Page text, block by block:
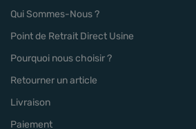
Qui Sommes-Nous ?
Point de Retrait Direct Usine
Pourquoi nous choisir ?
Retourner un article
Livraison
Paiement